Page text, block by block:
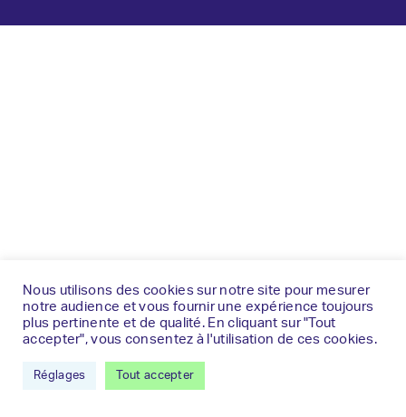
Nous utilisons des cookies sur notre site pour mesurer
notre audience et vous fournir une expérience toujours
plus pertinente et de qualité. En cliquant sur "Tout
accepter", vous consentez à l'utilisation de ces cookies.
Réglages Tout accepter